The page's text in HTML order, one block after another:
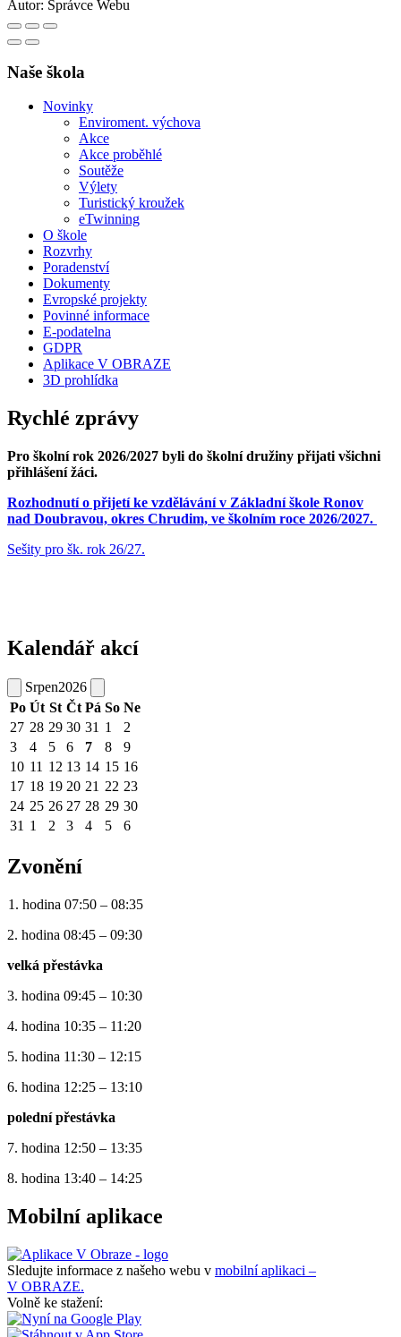
Autor: Správce Webu
Naše škola
Novinky
Enviroment. výchova
Akce
Akce proběhlé
Soutěže
Výlety
Turistický kroužek
eTwinning
O škole
Rozvrhy
Poradenství
Dokumenty
Evropské projekty
Povinné informace
E-podatelna
GDPR
Aplikace V OBRAZE
3D prohlídka
Rychlé zprávy
Pro školní rok 2026/2027 byli do školní družiny přijati všichni
přihlášení žáci.
Rozhodnutí o přijetí ke vzdělávání v Základní škole Ronov
nad Doubravou, okres Chrudim, ve školním roce 2026/2027.
Sešity pro šk. rok 26/27.
Kalendář akcí
Srpen2026
Po Út St Čt Pá So Ne
27 28 29 30 31 1
2
3
4 5 6 7 8
9
10 11 12 13 14 15 16
17 18 19 20 21 22 23
24 25 26 27 28 29 30
31 1 2 3 4 5 6
Zvonění
1. hodina 07:50 – 08:35
2. hodina 08:45 – 09:30
velká přestávka
3. hodina 09:45 – 10:30
4. hodina 10:35 – 11:20
5. hodina 11:30 – 12:15
6. hodina 12:25 – 13:10
polední přestávka
7. hodina 12:50 – 13:35
8. hodina 13:40 – 14:25
Mobilní aplikace
Sledujte informace z našeho webu v mobilní aplikaci –
V OBRAZE.
Volně ke stažení: